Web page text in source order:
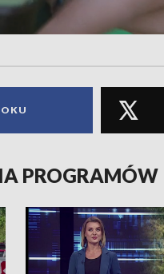
PROGRAMÓW